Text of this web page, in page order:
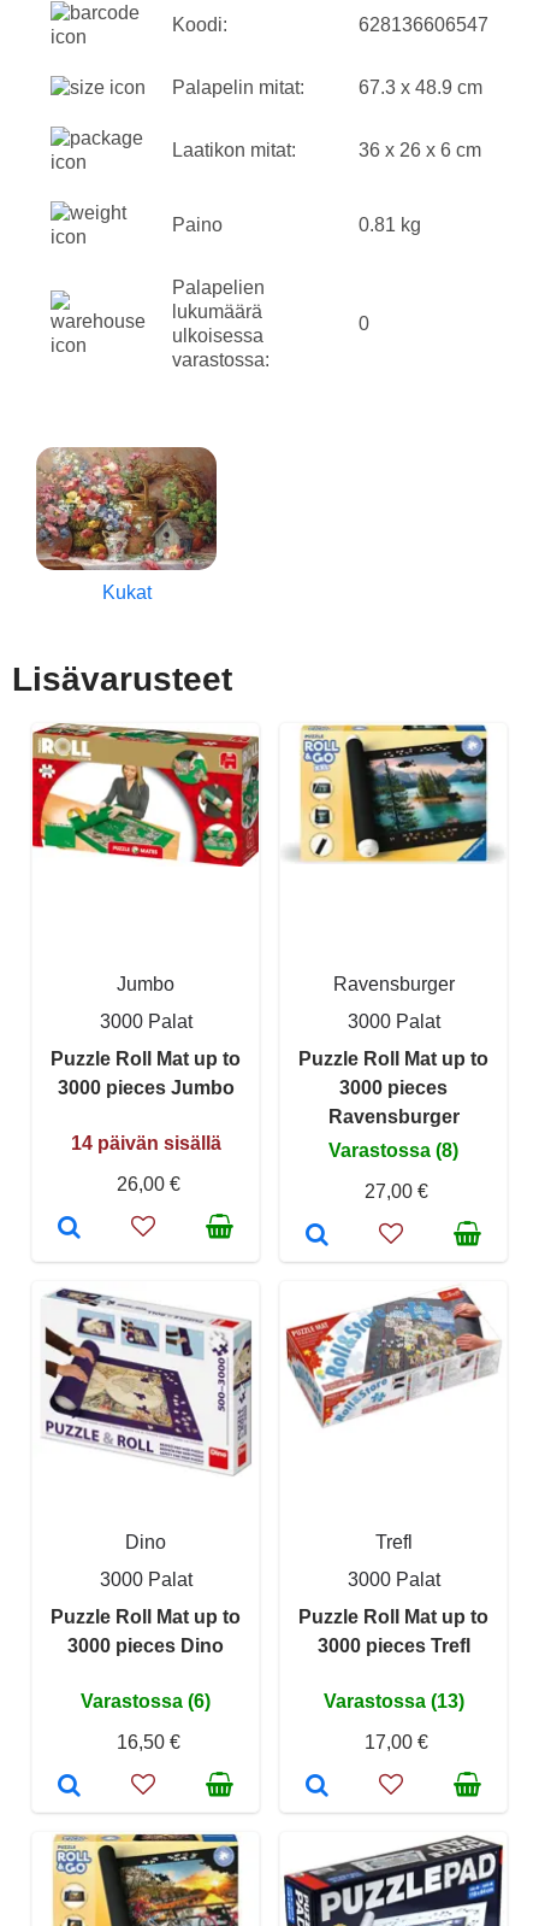
Koodi: 628136606547
Palapelin mitat: 67.3 x 48.9 cm
Laatikon mitat: 36 x 26 x 6 cm
Paino 0.81 kg
Palapelien
lukumäärä
ulkoisessa
varastossa:
0
Kukat
Lisävarusteet
Jumbo
3000 Palat
Puzzle Roll Mat up to
3000 pieces Jumbo
14 päivän sisällä
26,00 €
Ravensburger
3000 Palat
Puzzle Roll Mat up to
3000 pieces
Ravensburger
Varastossa (8)
27,00 €
Dino
3000 Palat
Puzzle Roll Mat up to
3000 pieces Dino
Varastossa (6)
16,50 €
Trefl
3000 Palat
Puzzle Roll Mat up to
3000 pieces Trefl
Varastossa (13)
17,00 €